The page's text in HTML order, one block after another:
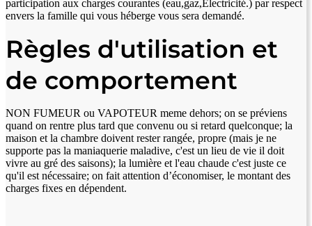
participation aux charges courantes (eau,gaz,Electricité.) par respect
envers la famille qui vous héberge vous sera demandé.
Règles d'utilisation et
de comportement
NON FUMEUR ou VAPOTEUR meme dehors; on se préviens
quand on rentre plus tard que convenu ou si retard quelconque; la
maison et la chambre doivent rester rangée, propre (mais je ne
supporte pas la maniaquerie maladive, c'est un lieu de vie il doit
vivre au gré des saisons); la lumière et l'eau chaude c'est juste ce
qu'il est nécessaire; on fait attention d’économiser, le montant des
charges fixes en dépendent.